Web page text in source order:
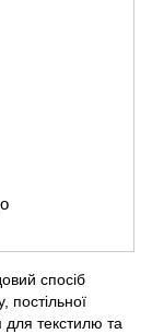
спосіб
для текстилю та